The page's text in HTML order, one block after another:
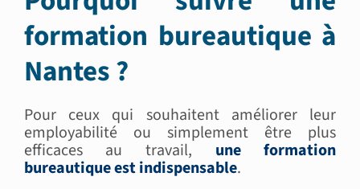
formation bureautique à
Nantes ?
Pour ceux qui souhaitent améliorer leur
employabilité ou simplement être plus
efficaces au travail, une formation
bureautique est indispensable.